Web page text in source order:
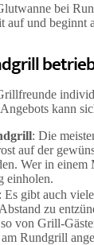
bei
auf und beginnt
kann
: Die
auf der
Wer in
einholen.
: Es gibt auch
zu
von Grill-
Rundgrill